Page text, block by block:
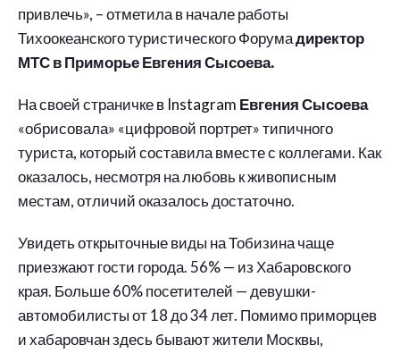
привлечь», – отметила в начале работы
Тихоокеанского туристического Форумадиректор
МТС в Приморье Евгения Сысоева.
На своей страничкев Instagram Евгения Сысоева
«обрисовала» «цифровой портрет» типичного
туриста, который составила вместе с коллегами. Как
оказалось, несмотря на любовь к живописным
местам, отличий оказалось достаточно.
Увидеть открыточные виды на Тобизина чаще
приезжают гости города. 56% — из Хабаровского
края. Больше 60% посетителей — девушки-
автомобилисты от 18 до 34 лет. Помимо приморцев
и хабаровчан здесь бывают жители Москвы,